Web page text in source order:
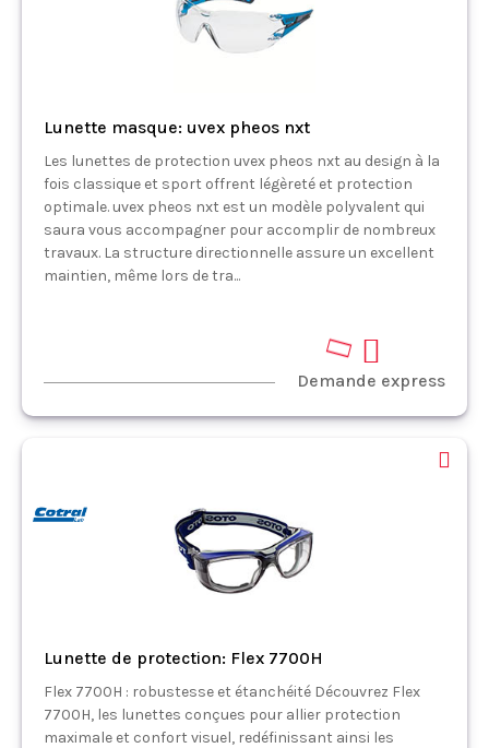
Lunette masque: uvex pheos nxt
Les lunettes de protection uvex pheos nxt au design à la
fois classique et sport offrent légèreté et protection
optimale. uvex pheos nxt est un modèle polyvalent qui
saura vous accompagner pour accomplir de nombreux
travaux. La structure directionnelle assure un excellent
maintien, même lors de tra...
Demande express
Lunette de protection: Flex 7700H
Flex 7700H : robustesse et étanchéité Découvrez Flex
7700H, les lunettes conçues pour allier protection
maximale et confort visuel, redéfinissant ainsi les